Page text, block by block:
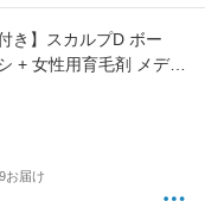
き】スカルプD ボー
+ 女性用育毛剤 メディ
プセラム
お届け